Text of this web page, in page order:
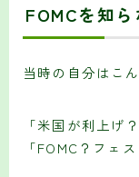
FOMCを知
当時の自分はこ
「米国が利上げ
「FOMC？フェ